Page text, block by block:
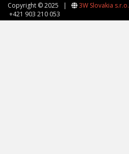
Copyright © 2025 | 3W Slovakia s.r.o.
+421 903 210 053